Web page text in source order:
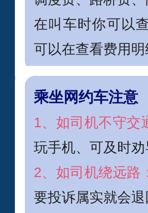
在叫车时你可以
可以在查看费用明
乘坐网约车注意
1、如司机不守交
玩手机、可及时劝
2、如司机绕远路
要投诉属实就会退